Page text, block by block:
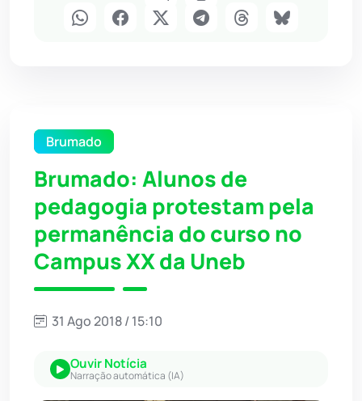
Brumado
Brumado: Alunos de
pedagogia protestam pela
permanência do curso no
Campus XX da Uneb
31 Ago 2018 / 15:10
Ouvir Notícia
Narração automática (IA)